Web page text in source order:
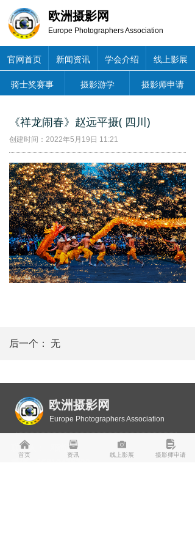
Europe Photographers Association
欧洲摄影网
낀
首页
뀣
资讯
널
线上影展
넖
摄影师申请
官网首页 新闻资讯 学会介绍 线上影展
骑士奖赛事 摄影游学 摄影师申请
《祥龙闹春》赵远平摄( 四川)
创建时间： 2022年5月19日 11:21
后一个： 无
欧洲摄影网
Europe Photographers Association
联系人： 邓尚喜